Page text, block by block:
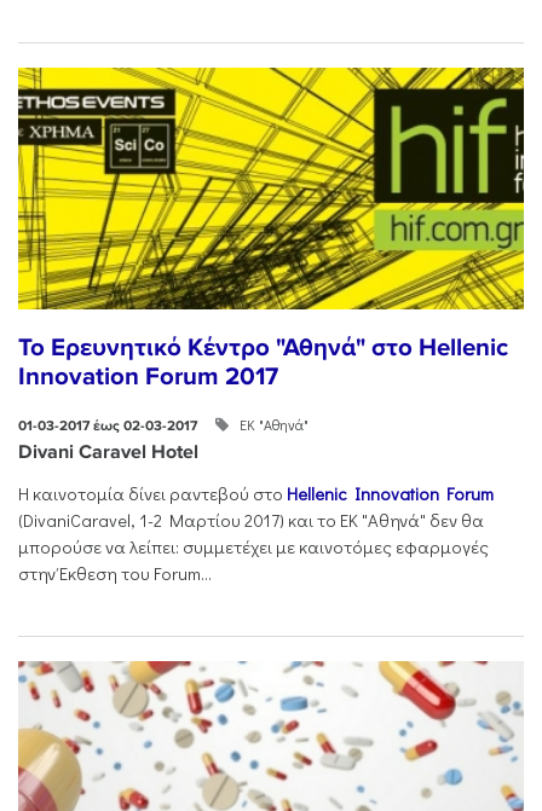
Το Ερευνητικό Κέντρο "Αθηνά" στο Hellenic
Innovation Forum 2017
01-03-2017 έως 02-03-2017 ΕΚ "Αθηνά"
Divani Caravel Hotel
Η καινοτομία δίνει ραντεβού στο Hellenic Innovation Forum
(DivaniCaravel, 1-2 Mαρτίου 2017) και το ΕΚ "Αθηνά" δεν θα
μπορούσε να λείπει: συμμετέχει με καινοτόμες εφαρμογές
στην Έκθεση του Forum...